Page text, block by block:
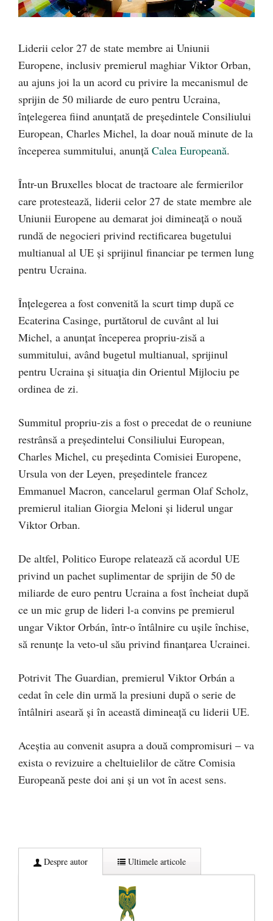
Liderii celor 27 de state membre ai Uniunii
Europene, inclusiv premierul maghiar Viktor Orban,
au ajuns joi la un acord cu privire la mecanismul de
sprijin de 50 miliarde de euro pentru Ucraina,
înțelegerea fiind anunțată de președintele Consiliului
European, Charles Michel, la doar nouă minute de la
începerea summitului, anunță Calea Europeană.
Într-un Bruxelles blocat de tractoare ale fermierilor
care protestează, liderii celor 27 de state membre ale
Uniunii Europene au demarat joi dimineață o nouă
rundă de negocieri privind rectificarea bugetului
multianual al UE și sprijinul financiar pe termen lung
pentru Ucraina.
Înțelegerea a fost convenită la scurt timp după ce
Ecaterina Casinge, purtătorul de cuvânt al lui
Michel, a anunțat începerea propriu-zisă a
summitului, având bugetul multianual, sprijinul
pentru Ucraina și situația din Orientul Mijlociu pe
ordinea de zi.
Summitul propriu-zis a fost o precedat de o reuniune
restrânsă a președintelui Consiliului European,
Charles Michel, cu președinta Comisiei Europene,
Ursula von der Leyen, președintele francez
Emmanuel Macron, cancelarul german Olaf Scholz,
premierul italian Giorgia Meloni și liderul ungar
Viktor Orban.
De altfel, Politico Europe relatează că acordul UE
privind un pachet suplimentar de sprijin de 50 de
miliarde de euro pentru Ucraina a fost încheiat după
ce un mic grup de lideri l-a convins pe premierul
ungar Viktor Orbán, într-o întâlnire cu ușile închise,
să renunțe la veto-ul său privind finanțarea Ucrainei.
Potrivit The Guardian, premierul Viktor Orbán a
cedat în cele din urmă la presiuni după o serie de
întâlniri aseară și în această dimineață cu liderii UE.
Aceștia au convenit asupra a două compromisuri – va
exista o revizuire a cheltuielilor de către Comisia
Europeană peste doi ani și un vot în acest sens.
Despre autor Ultimele articole